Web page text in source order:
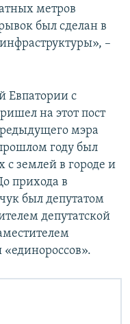
метров
был сделан в
–
Евпатории с
на этот пост
мэра
году был
землей в городе и
прихода в
был депутатом
депутатской
«единороссов».